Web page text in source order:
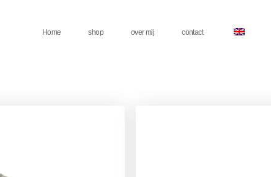
Home shop over mij contact